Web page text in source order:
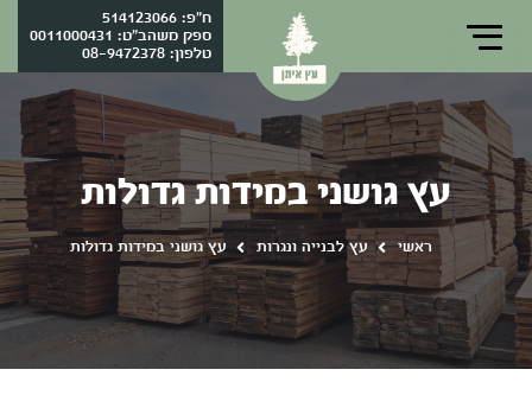
ח"פ: 514123066
ספק משהב"ט: 0011000431
טלפון: 08-9472378
עץ גושני במידות גדולות
ראשי עץ לבנייה ונגרות עץ גושני במידות גדולות